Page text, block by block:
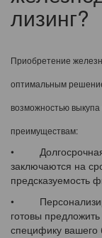
лизинг?
Приобретение
оптимальным
возможностью
преимуществам:
• Долгосрочная
заключаются на
предсказуемость
•
готовы
специфику вашего